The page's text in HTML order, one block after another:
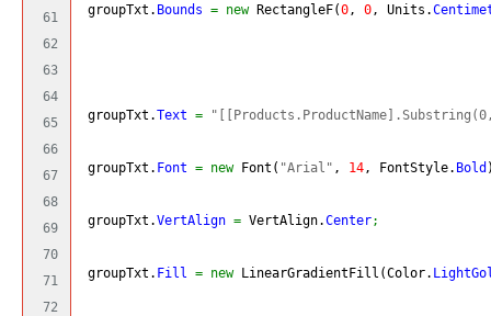
61
62
63
64
65
66
67
68
69
70
71
72
groupTxt. Bounds = new RectangleF(0 , 0 , Units.
groupTxt.Text =
groupTxt. Font = new Font ( "Arial" , 14 , FontStyle. Bold
groupTxt.VertAlign = VertAlign.Center;
groupTxt. Fill = new LinearGradientFill (Color.